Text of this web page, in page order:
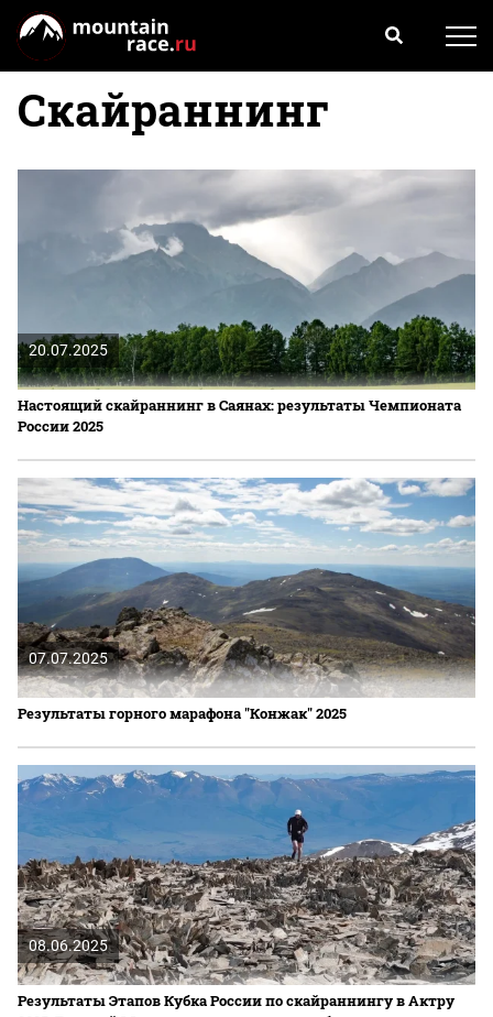
Скайраннинг
20.07.2025
Настоящий скайраннинг в Саянах: результаты Чемпионата
России 2025
07.07.2025
Результаты горного марафона "Конжак" 2025
08.06.2025
Результаты Этапов Кубка России по скайраннингу в Актру